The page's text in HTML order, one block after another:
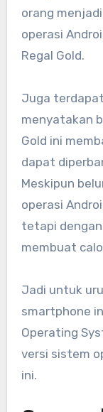
orang
operasi
Regal Gold.
Juga
menyatakan
Gold ini
dapat
Meskipun
operasi
tetapi
membuat
Jadi untuk
smartphone
Operating
versi sistem
ini.